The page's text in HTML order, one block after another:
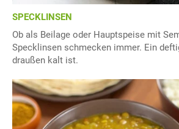
SPECKLINSEN
Ob als Beilage oder Hauptspeise mit
Specklinsen schmecken immer. Ein
draußen kalt ist.